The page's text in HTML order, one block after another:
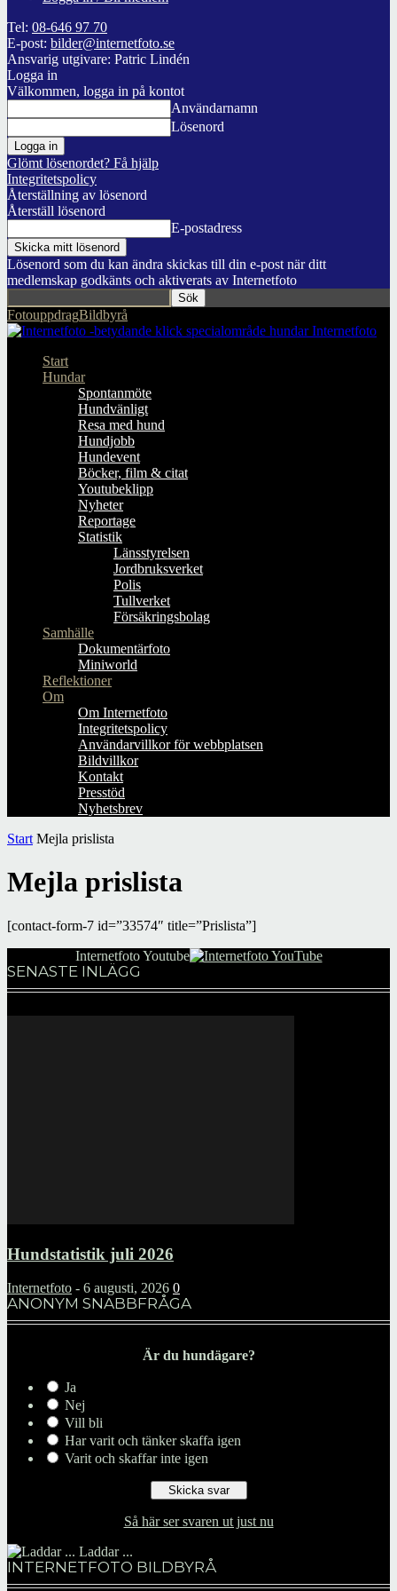
Tel: 08-646 97 70
E-post: bilder@internetfoto.se
Ansvarig utgivare: Patric Lindén
Logga in
Välkommen, logga in på kontot
Användarnamn
Lösenord
Glömt lösenordet? Få hjälp
Integritetspolicy
Återställning av lösenord
Återställ lösenord
E-postadress
Lösenord som du kan ändra skickas till din e-post när ditt
medlemskap godkänts och aktiverats av Internetfoto
FotouppdragBildbyrå
Internetfoto
Start
Hundar
Spontanmöte
Hundvänligt
Resa med hund
Hundjobb
Hundevent
Böcker, film & citat
Youtubeklipp
Nyheter
Reportage
Statistik
Länsstyrelsen
Jordbruksverket
Polis
Tullverket
Försäkringsbolag
Samhälle
Dokumentärfoto
Miniworld
Reflektioner
Om
Om Internetfoto
Integritetspolicy
Användarvillkor för webbplatsen
Bildvillkor
Kontakt
Presstöd
Nyhetsbrev
Start Mejla prislista
Mejla prislista
[contact-form-7 id=”33574″ title=”Prislista”]
Internetfoto Youtube
SENASTE INLÄGG
Hundstatistik juli 2026
Internetfoto - 6 augusti, 2026 0
ANONYM SNABBFRÅGA
Är du hundägare?
Ja
Nej
Vill bli
Har varit och tänker skaffa igen
Varit och skaffar inte igen
Så här ser svaren ut just nu
Laddar ...
INTERNETFOTO BILDBYRÅ